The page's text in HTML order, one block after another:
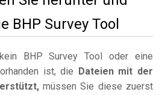
BHP Survey Tool
BHP Survey Tool oder eine
ist, die Dateien mit der
müssen Sie diese zuerst